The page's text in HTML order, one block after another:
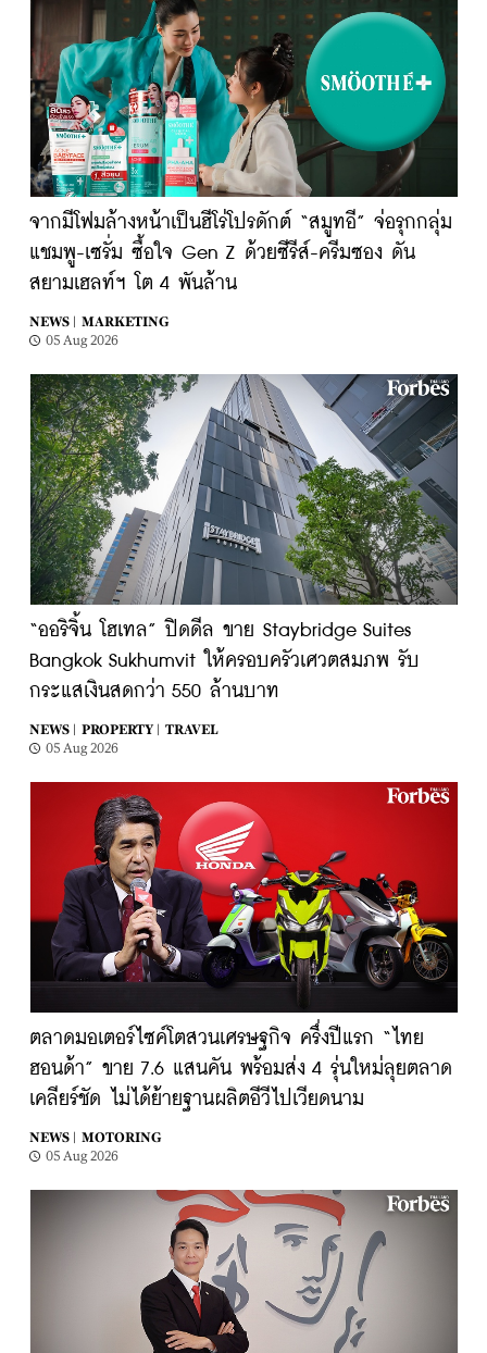
จากมีโฟมล้างหน้าเป็นฮีโร่โปรดักต์ “สมูทอี” จ่อรุกกลุ่ม
แชมพู-เซรั่ม ซื้อใจ Gen Z ด้วยซีรีส์-ครีมซอง ดัน
สยามเฮลท์ฯ โต 4 พันล้าน
NEWS |
MARKETING
05 Aug 2026
“ออริจิ้น โฮเทล” ปิดดีล ขาย Staybridge Suites
Bangkok Sukhumvit ให้ครอบครัวเศวตสมภพ รับ
กระแสเงินสดกว่า 550 ล้านบาท
NEWS | PROPERTY |
TRAVEL
05 Aug 2026
ตลาดมอเตอร์ไซค์โตสวนเศรษฐกิจ ครึ่งปีแรก “ไทย
ฮอนด้า” ขาย 7.6 แสนคัน พร้อมส่ง 4 รุ่นใหม่ลุยตลาด
เคลียร์ชัด ไม่ได้ย้ายฐานผลิตอีวีไปเวียดนาม
NEWS |
MOTORING
05 Aug 2026